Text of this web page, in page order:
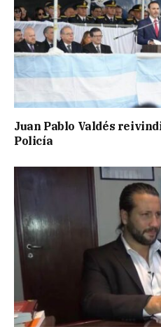
Juan Pablo Valdés
Policía